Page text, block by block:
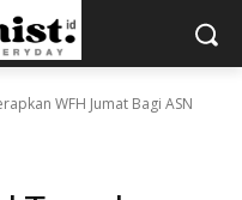
WFH Jumat Bagi ASN